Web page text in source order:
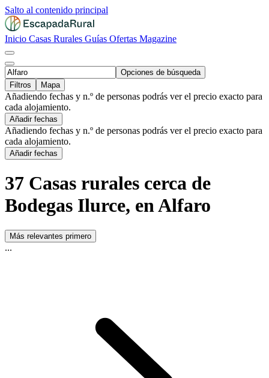
Salto al contenido principal
Inicio Casas Rurales Guías Ofertas Magazine
Opciones de búsqueda
Filtros
Mapa
Añadiendo fechas y n.º de personas podrás ver el precio exacto para
cada alojamiento.
Añadir fechas
Añadiendo fechas y n.º de personas podrás ver el precio exacto para
cada alojamiento.
Añadir fechas
37 Casas rurales cerca de
Bodegas Ilurce, en Alfaro
Más relevantes primero
...